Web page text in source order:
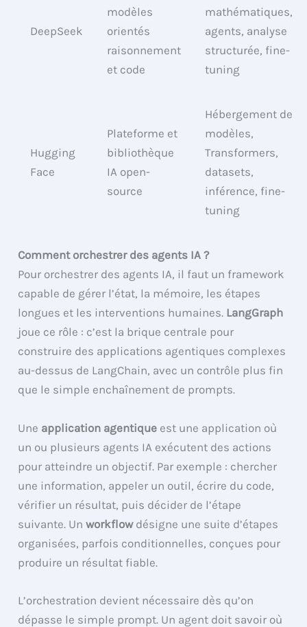
DeepSeek
modèles
orientés
raisonnement
et code
mathématiques,
agents, analyse
structurée, fine-
tuning
Hugging
Face
Plateforme et
bibliothèque
IA open-
source
Hébergement de
modèles,
Transformers,
datasets,
inférence, fine-
tuning
Comment orchestrer des agents IA ?
Pour orchestrer des agents IA, il faut un framework
capable de gérer l’état, la mémoire, les étapes
longues et les interventions humaines. LangGraph
joue ce rôle : c’est la brique centrale pour
construire des applications agentiques complexes
au-dessus de LangChain, avec un contrôle plus fin
que le simple enchaînement de prompts.
Une application agentique est une application où
un ou plusieurs agents IA exécutent des actions
pour atteindre un objectif. Par exemple : chercher
une information, appeler un outil, écrire du code,
vérifier un résultat, puis décider de l’étape
suivante. Unworkflowdésigne une suite d’étapes
organisées, parfois conditionnelles, conçues pour
produire un résultat fiable.
L’orchestration devient nécessaire dès qu’on
dépasse le simple prompt. Un agent doit savoir où